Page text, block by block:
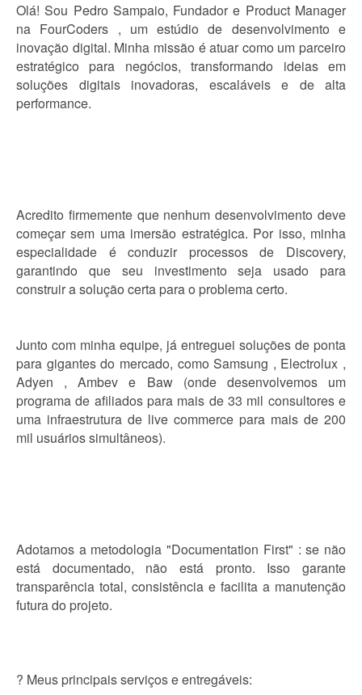
Olá! Sou Pedro Sampaio, Fundador e Product Manager
na FourCoders , um estúdio de desenvolvimento e
inovação digital. Minha missão é atuar como um parceiro
estratégico para negócios, transformando ideias em
soluções digitais inovadoras, escaláveis e de alta
performance.
Acredito firmemente que nenhum desenvolvimento deve
começar sem uma imersão estratégica. Por isso, minha
especialidade é conduzir processos de Discovery,
garantindo que seu investimento seja usado para
construir a solução certa para o problema certo.
Junto com minha equipe, já entreguei soluções de ponta
para gigantes do mercado, como Samsung , Electrolux ,
Adyen , Ambev e Baw (onde desenvolvemos um
programa de afiliados para mais de 33 mil consultores e
uma infraestrutura de live commerce para mais de 200
mil usuários simultâneos).
Adotamos a metodologia "Documentation First" : se não
está documentado, não está pronto. Isso garante
transparência total, consistência e facilita a manutenção
futura do projeto.
? Meus principais serviços e entregáveis: